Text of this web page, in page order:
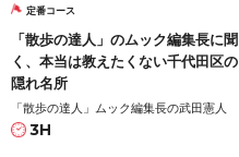
定番コース
「散歩の達人」のムック編集長に聞
く、本当は教えたくない千代田区の
隠れ名所
「散歩の達人」ムック編集長の武田憲人
3H